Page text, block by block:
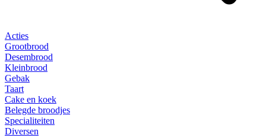
Acties
Grootbrood
Desembrood
Kleinbrood
Gebak
Taart
Cake en koek
Belegde broodjes
Specialiteiten
Diversen